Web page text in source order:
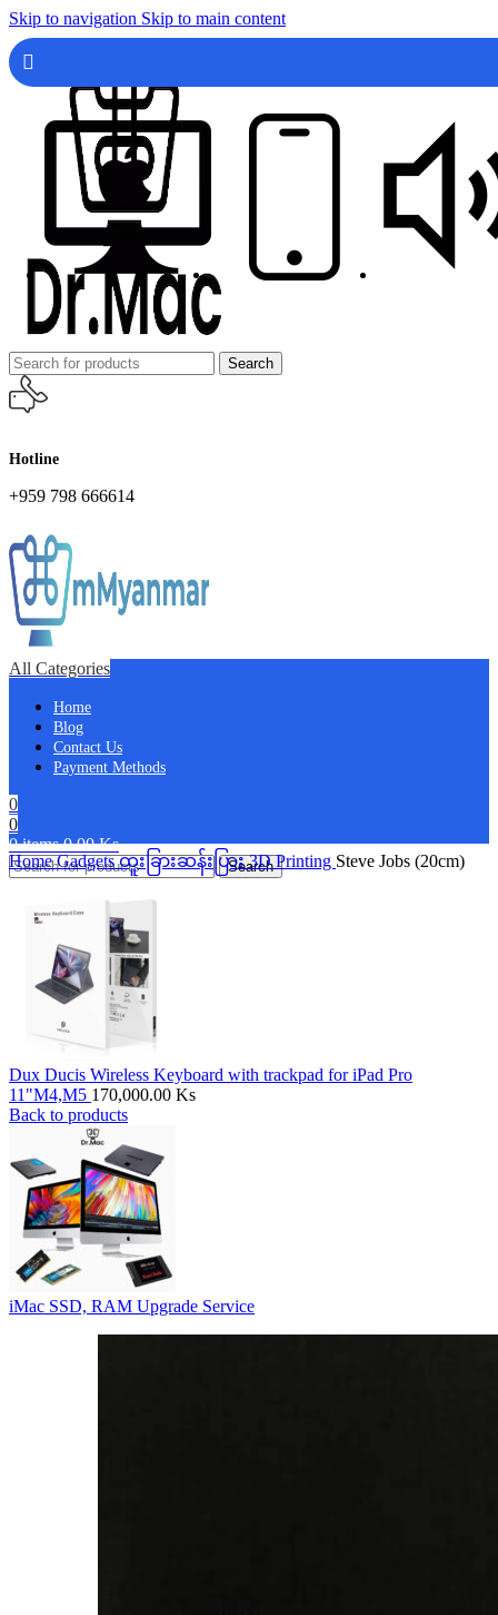
Skip to navigation Skip to main content
Search
Hotline
+959 798 666614
All Categories
Home
Blog
Contact Us
Payment Methods
0
0
0items 0.00Ks
Search
HomeGadgetsထူးခြားဆန်းပြား3D Printing Steve Jobs (20cm)
Dux Ducis Wireless Keyboard with trackpad for iPad Pro
11"M4,M5 170,000.00 Ks
Back to products
iMac SSD, RAM Upgrade Service